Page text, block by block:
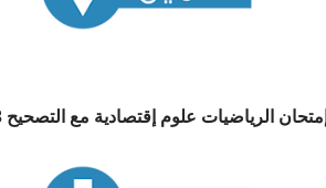
إمتحان الرياضيات علوم إقتصادية مع التصحيح 2013